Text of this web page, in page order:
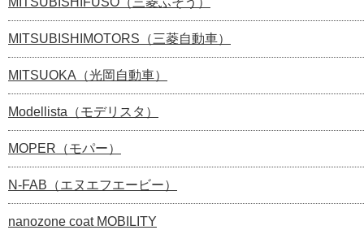
MITSUBISHIMOTORS（三菱自動車）
MITSUOKA（光岡自動車）
Modellista（モデリスタ）
MOPER（モパー）
N-FAB（エヌエフエービー）
nanozone coat MOBILITY